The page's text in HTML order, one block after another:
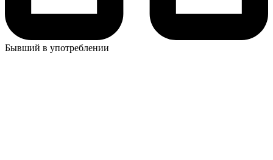
Бывший в употреблении